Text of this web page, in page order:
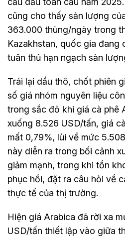
cũng cho thấy sản lượng
363.000 thùng/ngày trong
Kazakhstan, quốc gia đang
tuân thủ hạn ngạch sản
Trái lại dầu thô, chốt phiên
số giá nhóm nguyên liệu
trong sắc đỏ khi giá cà phê
xuống 8.526 USD/tấn, giá
mất 0,79%, lùi về mức
này diễn ra trong bối cảnh
giảm mạnh, trong khi tồn
phục hồi, đặt ra câu hỏi về
thực tế của thị trường.
Hiện giá Arabica đã rời xa
USD/tấn thiết lập vào giữa